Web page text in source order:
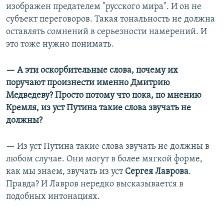
изображен предателем "русского мира". И он не
субъект переговоров. Такая тональность не должна
оставлять сомнений в серьезности намерений. И
это тоже нужно понимать.
— А эти оскорбительные слова, почему их
поручают произнести именно Дмитрию
Медведеву? Просто потому что пока, по мнению
Кремля, из уст Путина такие слова звучать не
должны?
— Из уст Путина такие слова звучать не должны в
любом случае. Они могут в более мягкой форме,
как мы знаем, звучать из уст Сергея Лаврова.
Правда? И Лавров нередко высказывается в
подобных интонациях.